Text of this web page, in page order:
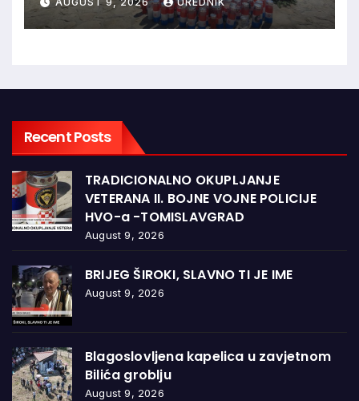
sudski postupak
Recent Posts
TRADICIONALNO OKUPLJANJE
VETERANA II. BOJNE VOJNE POLICIJE
HVO-a -TOMISLAVGRAD
August 9, 2026
BRIJEG ŠIROKI, SLAVNO TI JE IME
August 9, 2026
Blagoslovljena kapelica u zavjetnom
Bilića groblju
August 9, 2026